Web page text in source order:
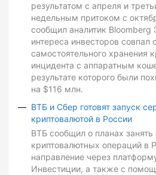
результатом с апреля и
недельным притоком с
сообщил аналитик Bloomberg
интереса инвесторов
самостоятельного хранения
инцидента с аппаратным
результате которого были
на $116 млн.
ВТБ и Сбер готовят запуск
криптовалютой в России
ВТБ сообщил о планах
криптовалютных операций в
направление через
Инвестиции, а также с